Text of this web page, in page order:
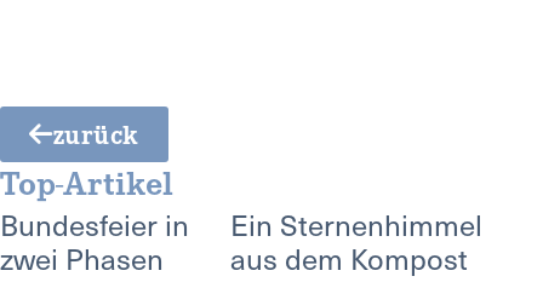
zurück
Top-Artikel
Bundesfeier in
zwei Phasen
Ein Sternenhimmel
aus dem Kompost